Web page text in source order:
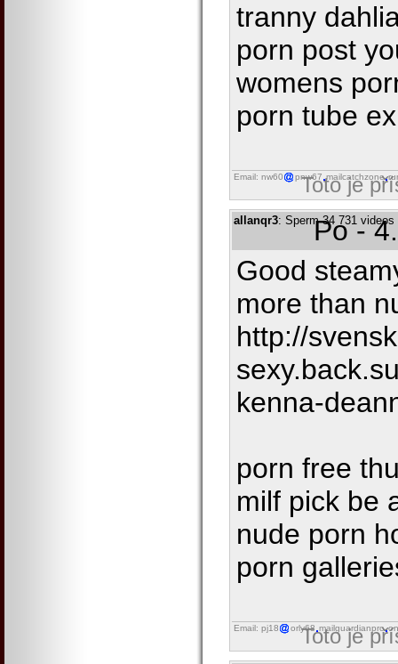
tranny
porn post
womens
porn tube
Email: nw60 pnw67 mailcatchzone
Toto je
allanqr3: Sperm 34 731
Po -
Good
more than
http://
kenna-
porn free
milf pick be
nude porn
porn
Email: pj18 orly68 mailguardianpro
Toto je